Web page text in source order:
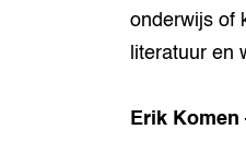
onderwijs of
literatuur en
Erik